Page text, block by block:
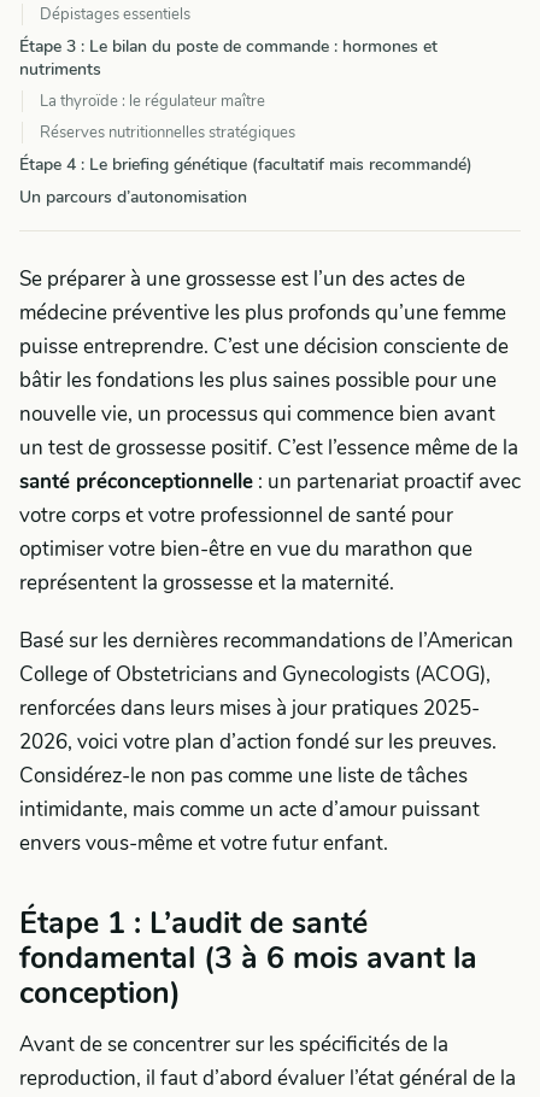
Dépistages essentiels
Étape 3 : Le bilan du poste de commande : hormones et
nutriments
La thyroïde : le régulateur maître
Réserves nutritionnelles stratégiques
Étape 4 : Le briefing génétique (facultatif mais recommandé)
Un parcours d’autonomisation
Se préparer à une grossesse est l’un des actes de
médecine préventive les plus profonds qu’une femme
puisse entreprendre. C’est une décision consciente de
bâtir les fondations les plus saines possible pour une
nouvelle vie, un processus qui commence bien avant
un test de grossesse positif. C’est l’essence même de la
santé préconceptionnelle : un partenariat proactif avec
votre corps et votre professionnel de santé pour
optimiser votre bien-être en vue du marathon que
représentent la grossesse et la maternité.
Basé sur les dernières recommandations de l’American
College of Obstetricians and Gynecologists (ACOG),
renforcées dans leurs mises à jour pratiques 2025-
2026, voici votre plan d’action fondé sur les preuves.
Considérez-le non pas comme une liste de tâches
intimidante, mais comme un acte d’amour puissant
envers vous-même et votre futur enfant.
Étape 1 : L’audit de santé
fondamental (3 à 6 mois avant la
conception)
Avant de se concentrer sur les spécificités de la
reproduction, il faut d’abord évaluer l’état général de la